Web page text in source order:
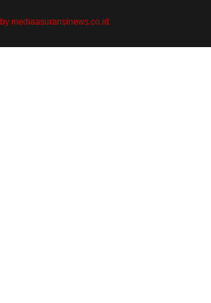
by mediaasuransinews.co.id.